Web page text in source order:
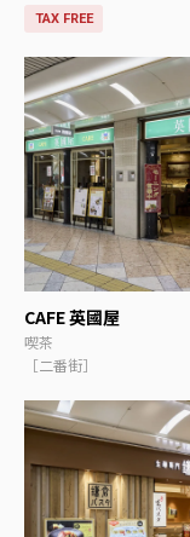
TAX FREE
CAFE 英國屋
喫茶
［二番街］